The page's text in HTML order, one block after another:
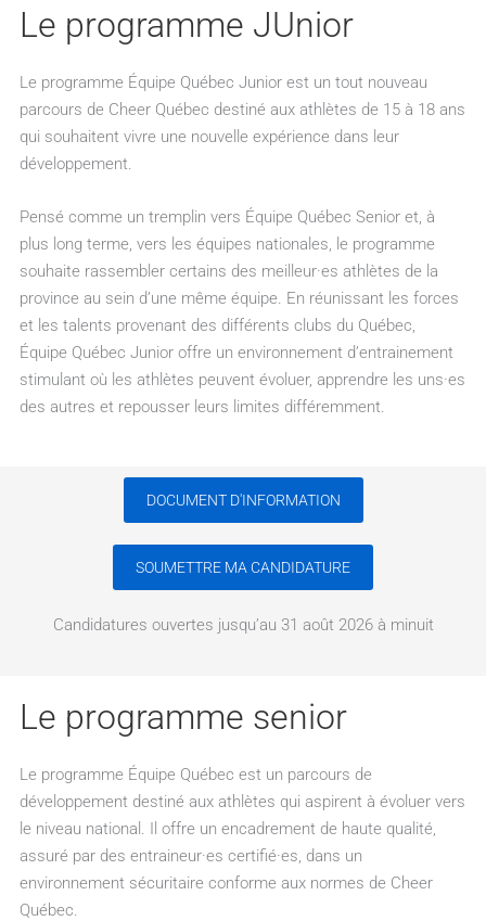
Le programme JUnior
Le programme Équipe Québec Junior est un tout nouveau
parcours de Cheer Québec destiné aux athlètes de 15 à 18 ans
qui souhaitent vivre une nouvelle expérience dans leur
développement.
Pensé comme un tremplin vers Équipe Québec Senior et, à
plus long terme, vers les équipes nationales, le programme
souhaite rassembler certains des meilleur·es athlètes de la
province au sein d’une même équipe. En réunissant les forces
et les talents provenant des différents clubs du Québec,
Équipe Québec Junior offre un environnement d’entrainement
stimulant où les athlètes peuvent évoluer, apprendre les uns·es
des autres et repousser leurs limites différemment.
DOCUMENT D'INFORMATION
SOUMETTRE MA CANDIDATURE
Candidatures ouvertes jusqu’au 31 août 2026 à minuit
Le programme senior
Le programme Équipe Québec est un parcours de
développement destiné aux athlètes qui aspirent à évoluer vers
le niveau national. Il offre un encadrement de haute qualité,
assuré par des entraineur·es certifié·es, dans un
environnement sécuritaire conforme aux normes de Cheer
Québec.